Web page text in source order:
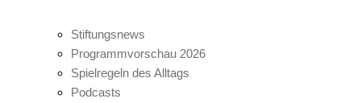
Stiftungsnews
Programmvorschau 2026
Spielregeln des Alltags
Podcasts